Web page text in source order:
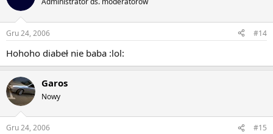
Gru 24, 2006 #14
Hohoho diabeł nie baba :lol:
Garos
Nowy
Gru 24, 2006 #15